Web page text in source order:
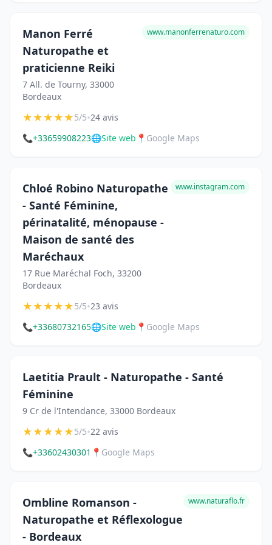
Manon Ferré
Naturopathe et
praticienne Reiki
7 All. de Tourny, 33000
Bordeaux
www.manonferrenaturo.com
★★★★★5/5•24 avis
📞+33659908223🌐Site web 📍 Google Maps
Chloé Robino Naturopathe
- Santé Féminine,
périnatalité, ménopause -
Maison de santé des
Maréchaux
17 Rue Maréchal Foch, 33200
Bordeaux
www.instagram.com
★★★★★5/5•23 avis
📞+33680732165🌐Site web 📍 Google Maps
Laetitia Prault - Naturopathe - Santé
Féminine
9 Cr de l'Intendance, 33000 Bordeaux
★★★★★5/5•22 avis
📞+33602430301 📍 Google Maps
Ombline Romanson -
Naturopathe et Réflexologue
- Bordeaux
www.naturaflo.fr